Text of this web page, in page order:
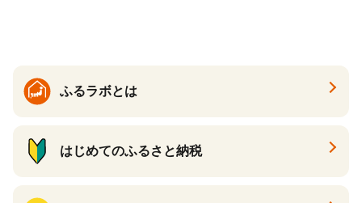
ふるラボとは
はじめてのふるさと納税